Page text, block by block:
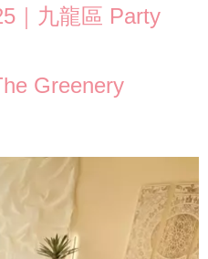
｜九龍區 Party
Greenery